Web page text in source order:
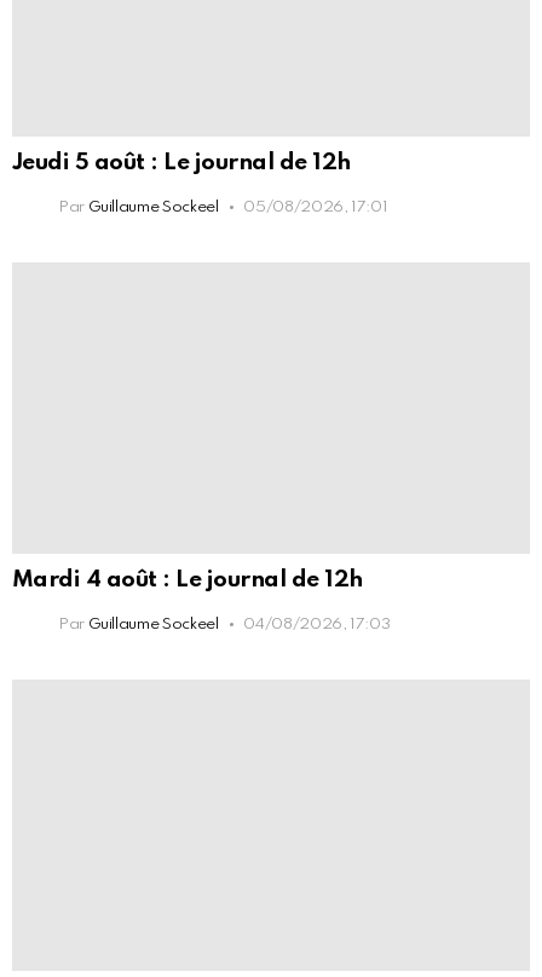
Jeudi 5 août : Le journal de 12h
Par Guillaume Sockeel 05/08/2026, 17:01
Mardi 4 août : Le journal de 12h
Par Guillaume Sockeel 04/08/2026, 17:03